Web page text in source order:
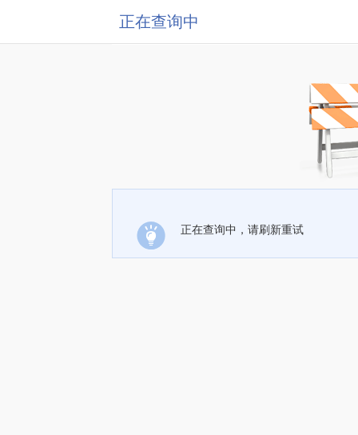
正在查询中
正在查询中，请刷新重试